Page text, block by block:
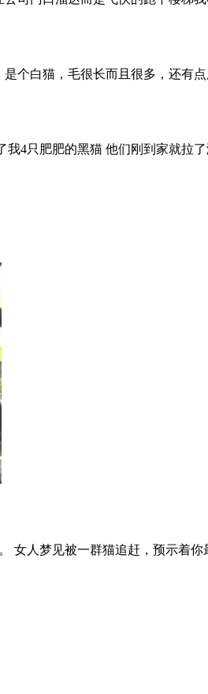
个白猫，毛很长而且很多，还有
4只肥肥的黑猫 他们刚到家就拉
女人梦见被一群猫追赶，预示着